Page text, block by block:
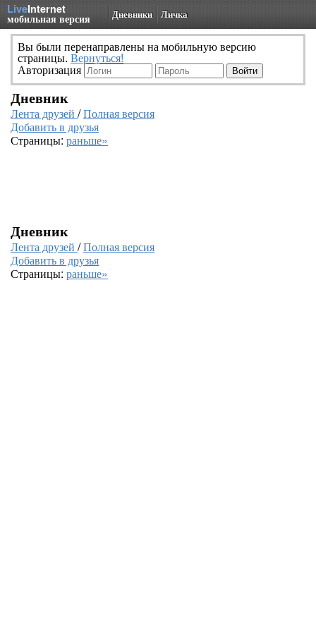
LiveInternet
мобильная версия Дневники Личка
Вы были перенаправлены на мобильную версию
страницы. Вернуться!
Авторизация
Дневник
Лента друзей /Полная версия
Добавить в друзья
Страницы: раньше»
Дневник
Лента друзей /Полная версия
Добавить в друзья
Страницы: раньше»